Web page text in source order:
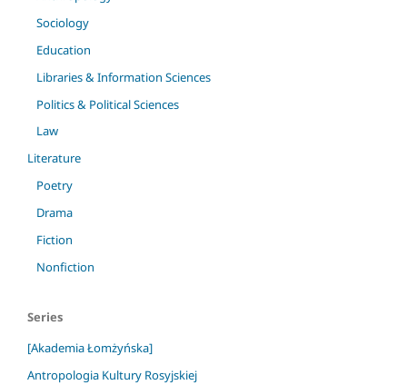
Sociology
Education
Libraries & Information Sciences
Politics & Political Sciences
Law
Literature
Poetry
Drama
Fiction
Nonfiction
Series
[Akademia Łomżyńska]
Antropologia Kultury Rosyjskiej